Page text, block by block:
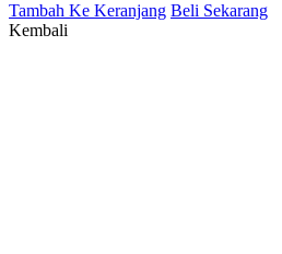
Tambah Ke Keranjang Beli Sekarang
Kembali